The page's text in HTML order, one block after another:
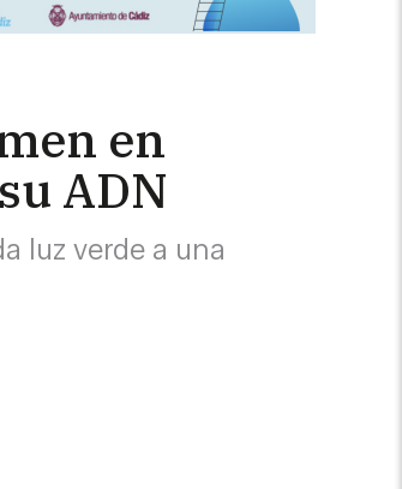
en
ADN
luz verde a una